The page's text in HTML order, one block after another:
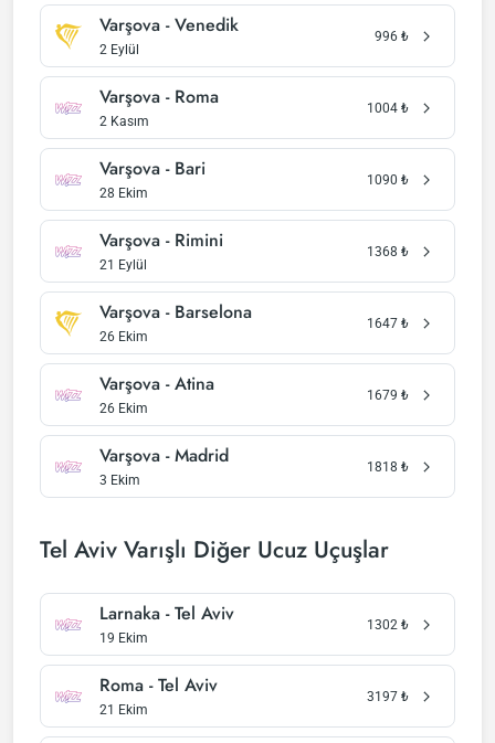
Varşova - Venedik
2 Eylül
996 ₺
Varşova - Roma
2 Kasım
1004 ₺
Varşova - Bari
28 Ekim
1090 ₺
Varşova - Rimini
21 Eylül
1368 ₺
Varşova - Barselona
26 Ekim
1647 ₺
Varşova - Atina
26 Ekim
1679 ₺
Varşova - Madrid
3 Ekim
1818 ₺
Tel Aviv Varışlı Diğer Ucuz Uçuşlar
Larnaka - Tel Aviv
19 Ekim
1302 ₺
Roma - Tel Aviv
21 Ekim
3197 ₺